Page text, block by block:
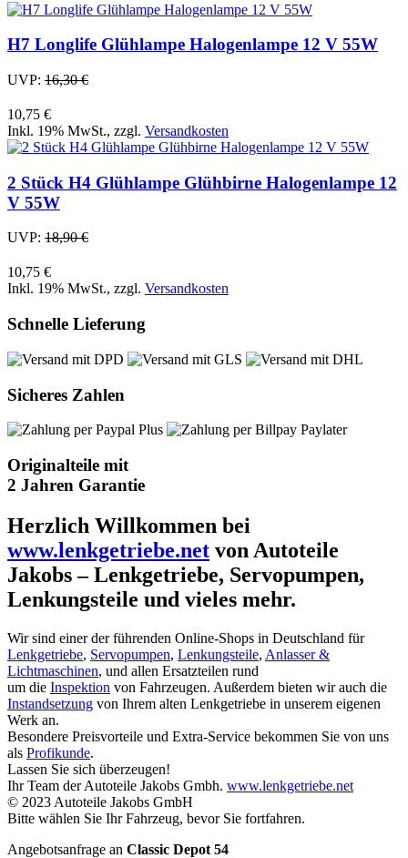
H7 Longlife Glühlampe Halogenlampe 12 V 55W
UVP: 16,30 €
10,75 €
Inkl. 19% MwSt., zzgl. Versandkosten
2 Stück H4 Glühlampe Glühbirne Halogenlampe 12
V 55W
UVP: 18,90 €
10,75 €
Inkl. 19% MwSt., zzgl. Versandkosten
Schnelle Lieferung
Sicheres Zahlen
Originalteile mit
2 Jahren Garantie
Herzlich Willkommen bei
www.lenkgetriebe.net von Autoteile
Jakobs – Lenkgetriebe, Servopumpen,
Lenkungsteile und vieles mehr.
Wir sind einer der führenden Online-Shops in Deutschland für
Lenkgetriebe, Servopumpen, Lenkungsteile, Anlasser &
Lichtmaschinen, und allen Ersatzteilen rund
um die Inspektion von Fahrzeugen. Außerdem bieten wir auch die
Instandsetzung von Ihrem alten Lenkgetriebe in unserem eigenen
Werk an.
Besondere Preisvorteile und Extra-Service bekommen Sie von uns
als Profikunde.
Lassen Sie sich überzeugen!
Ihr Team der Autoteile Jakobs Gmbh. www.lenkgetriebe.net
© 2023 Autoteile Jakobs GmbH
Bitte wählen Sie Ihr Fahrzeug, bevor Sie fortfahren.
Angebotsanfrage an Classic Depot 54